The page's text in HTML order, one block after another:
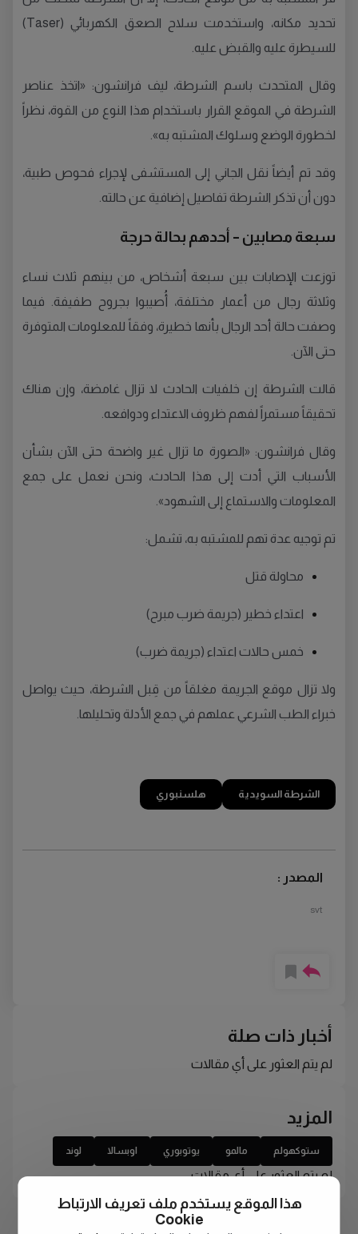
تحديد مكانه، واستخدمت سلاح الصعق الكهربائي (Taser)
للسيطرة عليه والقبض عليه.
وقال المتحدث باسم الشرطة، ليف فرانشون: «اتخذ عناصر
الشرطة في الموقع القرار باستخدام هذا النوع من القوة، نظراً
لخطورة الوضع وسلوك المشتبه به».
وقد تم أيضاً نقل الجاني إلى المستشفى لإجراء فحوص طبية،
دون أن تذكر الشرطة تفاصيل إضافية عن حالته.
سبعة مصابين – أحدهم بحالة حرجة
توزعت الإصابات بين سبعة أشخاص، من بينهم ثلاث نساء
وثلاثة رجال من أعمار مختلفة، أُصيبوا بجروح طفيفة. فيما
وصفت حالة أحد الرجال بأنها خطيرة، وفقاً للمعلومات المتوفرة
حتى الآن.
قالت الشرطة إن خلفيات الحادث لا تزال غامضة، وإن هناك
تحقيقاً مستمراً لفهم ظروف الاعتداء ودوافعه.
وقال فرانشون: «الصورة ما تزال غير واضحة حتى الآن بشأن
الأسباب التي أدت إلى هذا الحادث، ونحن نعمل على جمع
المعلومات والاستماع إلى الشهود».
تم توجيه عدة تهم للمشتبه به، تشمل:
محاولة قتل
اعتداء خطير (جريمة ضرب مبرح)
خمس حالات اعتداء (جريمة ضرب)
ولا تزال موقع الجريمة مغلقاً من قِبل الشرطة، حيث يواصل
خبراء الطب الشرعي عملهم في جمع الأدلة وتحليلها.
الشرطة السويدية هلسنبوري
المصدر :
svt
أخبار ذات صلة
لم يتم العثور على أي مقالات
المزيد
ستوكهولم مالمو يوتوبوري اوبسالا لوند
لم يتم العثور على أي مقالات
هذا الموقع يستخدم ملف تعريف الارتباط
Cookie